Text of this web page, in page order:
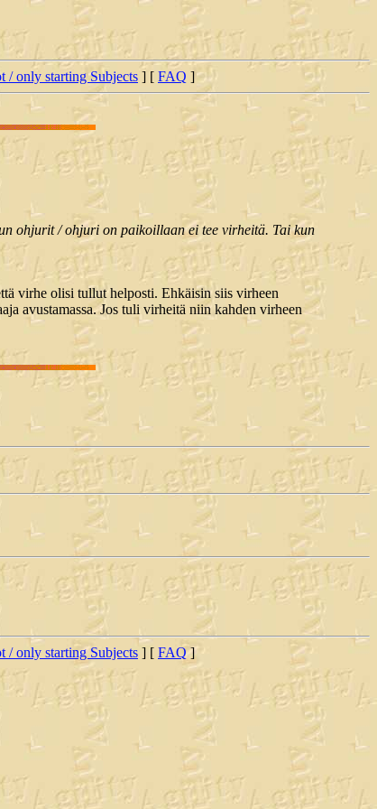
/ only starting Subjects ] [ FAQ ]
ohjurit / ohjuri on paikoillaan ei tee virheitä. Tai kun
virhe olisi tullut helposti. Ehkäisin siis virheen
avustamassa. Jos tuli virheitä niin kahden virheen
/ only starting Subjects ] [ FAQ]